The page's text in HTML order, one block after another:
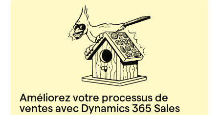
Améliorez votre processus de
ventes avec Dynamics 365 Sales